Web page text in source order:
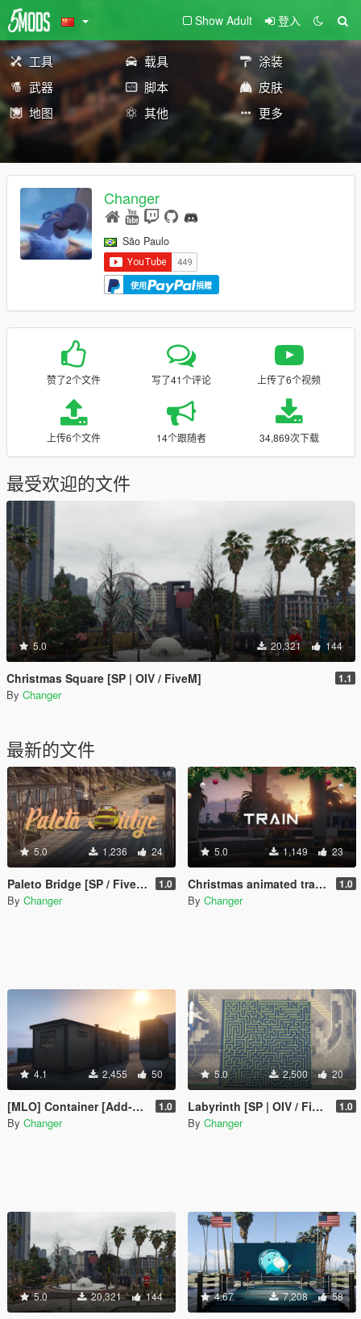
Show Adult 登入
工具 载具
涂装
武器
脚本
皮肤
地图
其他 更多
Changer
São Paulo
使用 捐赠
赞了2个文件 写了41个评论 上传了6个视频
上传6个文件 14个跟随者 34,869次下载
最受欢迎的文件
5.0 20,321 144
Christmas Square [SP | OIV / FiveM] 1.1
By Changer
最新的文件
5.0 1,236 24
Paleto Bridge [SP / FiveM] 1.0
By Changer
5.0 1,149 23
Christmas animated train and LED lightning [Add-On SP / FiveM] 1.0
By Changer
4.1 2,455 50
[MLO] Container [Add-On SP / FiveM] 1.0
By Changer
5.0 2,500 20
Labyrinth [SP | OIV / FiveM] 1.0
By Changer
5.0 20,321 144 4.67 7,208 58